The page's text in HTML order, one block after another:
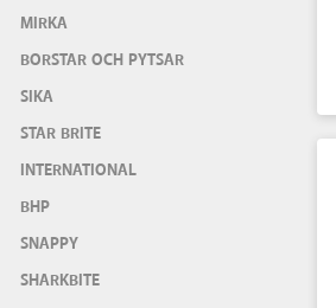
MIRKA
BORSTAR OCH PYTSAR
SIKA
STAR BRITE
INTERNATIONAL
BHP
SNAPPY
SHARKBITE